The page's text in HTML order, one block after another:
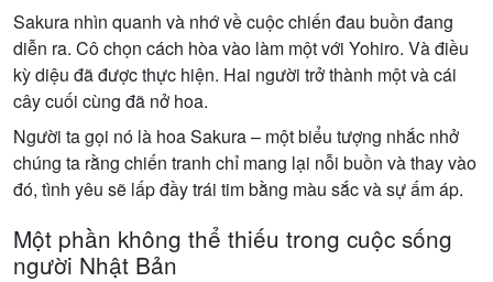
Sakura nhìn quanh và nhớ về cuộc chiến đau buồn đang
diễn ra. Cô chọn cách hòa vào làm một với Yohiro. Và điều
kỳ diệu đã được thực hiện. Hai người trở thành một và cái
cây cuối cùng đã nở hoa.
Người ta gọi nó là hoa Sakura – một biểu tượng nhắc nhở
chúng ta rằng chiến tranh chỉ mang lại nỗi buồn và thay vào
đó, tình yêu sẽ lấp đầy trái tim bằng màu sắc và sự ấm áp.
Một phần không thể thiếu trong cuộc sống
người Nhật Bản